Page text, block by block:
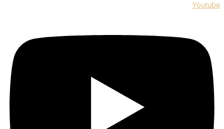
Youtube